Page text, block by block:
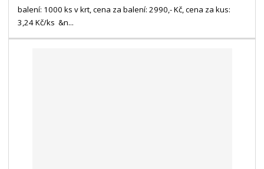
balení: 1000 ks v krt, cena za balení: 2990,- Kč, cena za kus:
3,24 Kč/ks &n...